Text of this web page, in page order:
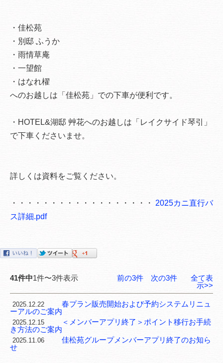
・佳松苑
・別邸 ふうか
・雨情草庵
・一望館
・はなれ櫂
へのお越しは「佳松苑」での下車が便利です。
・HOTEL&湖邸 艸花へのお越しは「レイクサイド琴引」
で下車くださいませ。
詳しくは資料をご覧ください。
・・・・・・・・・・・・・・・・・・ 2025カニ直行バ
ス詳細.pdf
41件中1件〜3件表示 前の3件 次の3件
全て表
示>>
2025.12.22
春プラン販売開始および予約システムリニュ
ーアルのご案内
2025.12.15
＜メンバーアプリ終了＞ポイント移行お手続
き方法のご案内
2025.11.06
佳松苑グループメンバーアプリ終了のお知ら
せ